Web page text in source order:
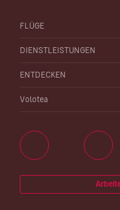
FLÜGE
DIENSTLEISTUNGEN
ENTDECKEN
Volotea